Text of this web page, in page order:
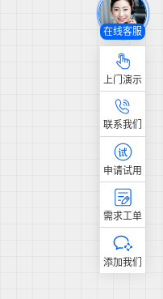
在线客服
上门演示
联系我们
申请试用
需求工单
添加我们